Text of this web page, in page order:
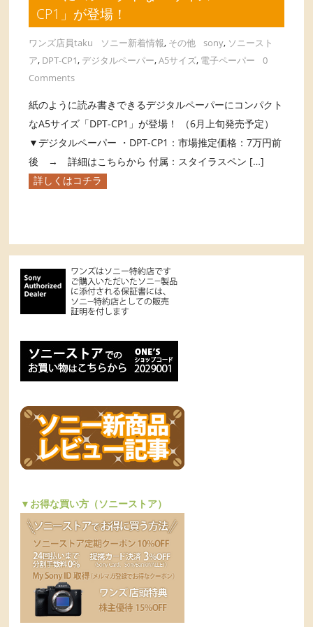
CP1」が登場！
ワンズ店員taku ソニー新着情報, その他 sony, ソニースト
ア, DPT-CP1, デジタルペーパー,A5サイズ, 電子ペーパー
0
Comments
紙のように読み書きできるデジタルペーパーにコンパクト
なA5サイズ「DPT-CP1」が登場！ （6月上旬発売予定）
▼デジタルペーパー ・DPT-CP1：市場推定価格：7万円前
後 → 詳細はこちらから 付属：スタイラスペン […]
詳しくはコチラ
▼お得な買い方（ソニーストア）